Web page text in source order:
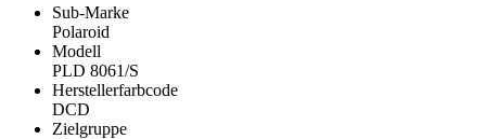
Sub-Marke
Polaroid
Modell
PLD 8061/S
Herstellerfarbcode
DCD
Zielgruppe